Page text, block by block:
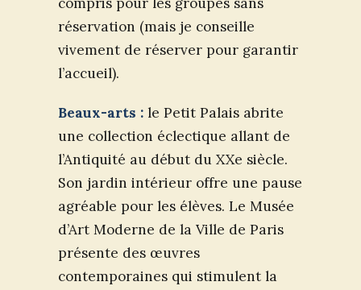
réservation (mais je conseille
vivement de réserver pour garantir
l’accueil).
Beaux-arts : le Petit Palais abrite
une collection éclectique allant de
l’Antiquité au début du XXe siècle.
Son jardin intérieur offre une pause
agréable pour les élèves. Le Musée
d’Art Moderne de la Ville de Paris
présente des œuvres
contemporaines qui stimulent la